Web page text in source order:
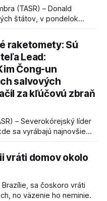
(TASR) – Donald
štátov, v pondelok
v Gaze. Agentúra
že Izrael plní
raketomety: Sú
Lead:
Čong-un
salvových
za kľúčovú zbraň
– Severokórejský líder
sa vyrábajú najnovšie
médiá KĽDR, na ktoré
vráti domov okolo
sa čoskoro vráti
no väzenie ho neminie.